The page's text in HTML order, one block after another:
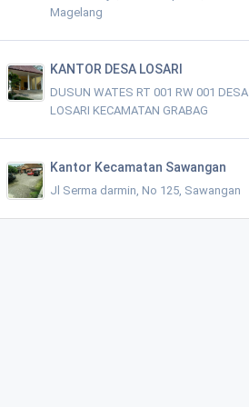
Magelang
KANTOR DESA LOSARI
DUSUN WATES RT 001 RW 001 DESA
LOSARI KECAMATAN GRABAG
Kantor Kecamatan Sawangan
Jl Serma darmin, No 125, Sawangan